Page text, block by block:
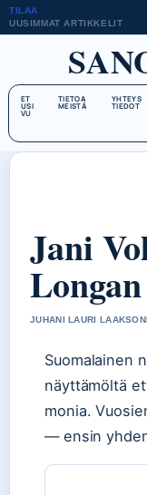
TILAA
UUSIMMAT ARTIKKELIT
ET
USI
VU
TIETOA
MEISTÄ
YHTEYS
TIEDOT
Jani
JUHANI LAURI
Suomalainen
näyttämöltä
monia.
— ensin